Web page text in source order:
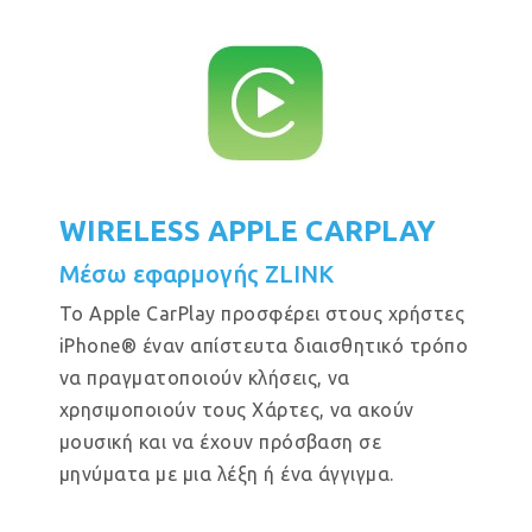
WIRELESS APPLE CARPLAY
Μέσω εφαρμογής ZLINK
Το Apple CarPlay προσφέρει στους χρήστες
iPhone® έναν απίστευτα διαισθητικό τρόπο
να πραγματοποιούν κλήσεις, να
χρησιμοποιούν τους Χάρτες, να ακούν
μουσική και να έχουν πρόσβαση σε
μηνύματα με μια λέξη ή ένα άγγιγμα.